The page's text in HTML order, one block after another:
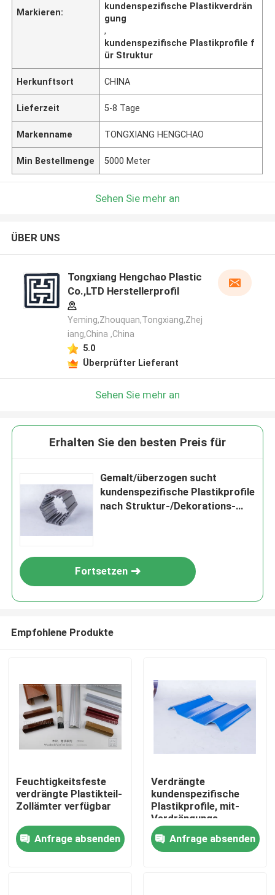
Zu Hause
Produkte
Markieren:
kundenspezifische Plastikverdrän
gung
,
kundenspezifische Plastikprofile f
ür Struktur
Herkunftsort CHINA
Lieferzeit 5-8 Tage
Markenname TONGXIANG HENGCHAO
Min Bestellmenge 5000 Meter
Sehen Sie mehr an
ÜBER UNS
Tongxiang Hengchao Plastic
Co.,LTD Herstellerprofil
Yeming,Zhouquan,Tongxiang,Zhej
iang,China ,China
5.0
Überprüfter Lieferant
Sehen Sie mehr an
Erhalten Sie den besten Preis für
Gemalt/überzogen sucht
kundenspezifische Plastikprofile
nach Struktur-/Dekorations-
Fortsetzen
Empfohlene Produkte
Feuchtigkeitsfeste
verdrängte Plastikteil-
Zollämter verfügbar
Anfrage absenden
Verdrängte
kundenspezifische
Plastikprofile, mit-
Verdrängungs-
Plastikprodukte
Anfrage absenden